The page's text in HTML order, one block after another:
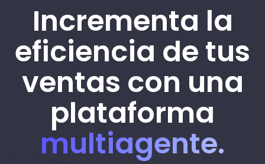
Incrementa la
eficiencia de tus
ventas con una
plataforma
multiagente.